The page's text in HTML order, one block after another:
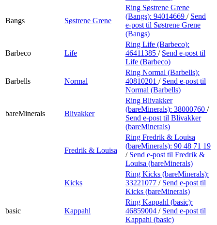
Bangs Søstrene Grene
Ring Søstrene Grene
(Bangs): 94014669 / Send
e-post til Søstrene Grene
(Bangs)
Barbeco Life
Ring Life (Barbeco):
46411385 / Send e-post til
Life (Barbeco)
Barbells Normal
Ring Normal (Barbells):
40810201 / Send e-post til
Normal (Barbells)
bareMinerals Blivakker
Ring Blivakker
(bareMinerals): 38000760 /
Send e-post til Blivakker
(bareMinerals)
Fredrik & Louisa
Ring Fredrik & Louisa
(bareMinerals): 90 48 71 19
/ Send e-post til Fredrik &
Louisa (bareMinerals)
Kicks
Ring Kicks (bareMinerals):
33221077 / Send e-post til
Kicks (bareMinerals)
basic Kappahl
Ring Kappahl (basic):
46859004 / Send e-post til
Kappahl (basic)